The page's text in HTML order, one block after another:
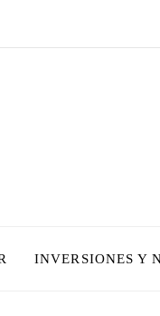
INVERSIONES Y